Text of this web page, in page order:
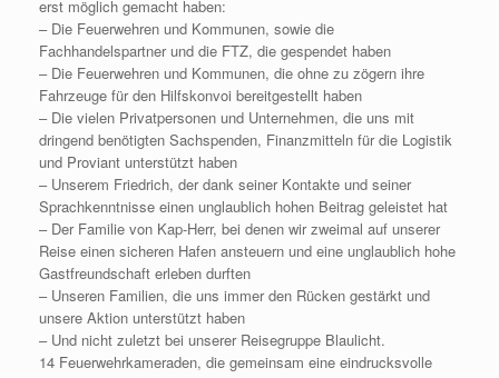
erst möglich gemacht haben:
– Die Feuerwehren und Kommunen, sowie die
Fachhandelspartner und die FTZ, die gespendet haben
– Die Feuerwehren und Kommunen, die ohne zu zögern ihre
Fahrzeuge für den Hilfskonvoi bereitgestellt haben
– Die vielen Privatpersonen und Unternehmen, die uns mit
dringend benötigten Sachspenden, Finanzmitteln für die Logistik
und Proviant unterstützt haben
– Unserem Friedrich, der dank seiner Kontakte und seiner
Sprachkenntnisse einen unglaublich hohen Beitrag geleistet hat
– Der Familie von Kap-Herr, bei denen wir zweimal auf unserer
Reise einen sicheren Hafen ansteuern und eine unglaublich hohe
Gastfreundschaft erleben durften
– Unseren Familien, die uns immer den Rücken gestärkt und
unsere Aktion unterstützt haben
– Und nicht zuletzt bei unserer Reisegruppe Blaulicht.
14 Feuerwehrkameraden, die gemeinsam eine eindrucksvolle